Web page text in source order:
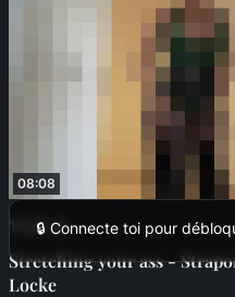
08:08
🔒 Connecte toi pour
11,00 €
Stretching your ass -
Locke